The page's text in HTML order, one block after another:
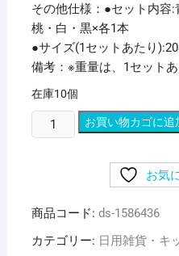
その他仕様：●セット内容:
桃・白・黒×各1本
●サイズ(1セットあたり
備考：※重量は、1セットあ
在庫10個
（ま
と
鉛
筆
お買い物カゴに追
お気
商品コード: ds-1586436
カテゴリー: 日用雑貨・キ